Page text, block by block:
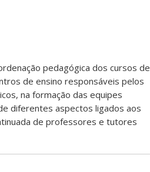
pedagógica dos cursos de
de ensino responsáveis pelos
na formação das equipes
diferentes aspectos ligados aos
de professores e tutores